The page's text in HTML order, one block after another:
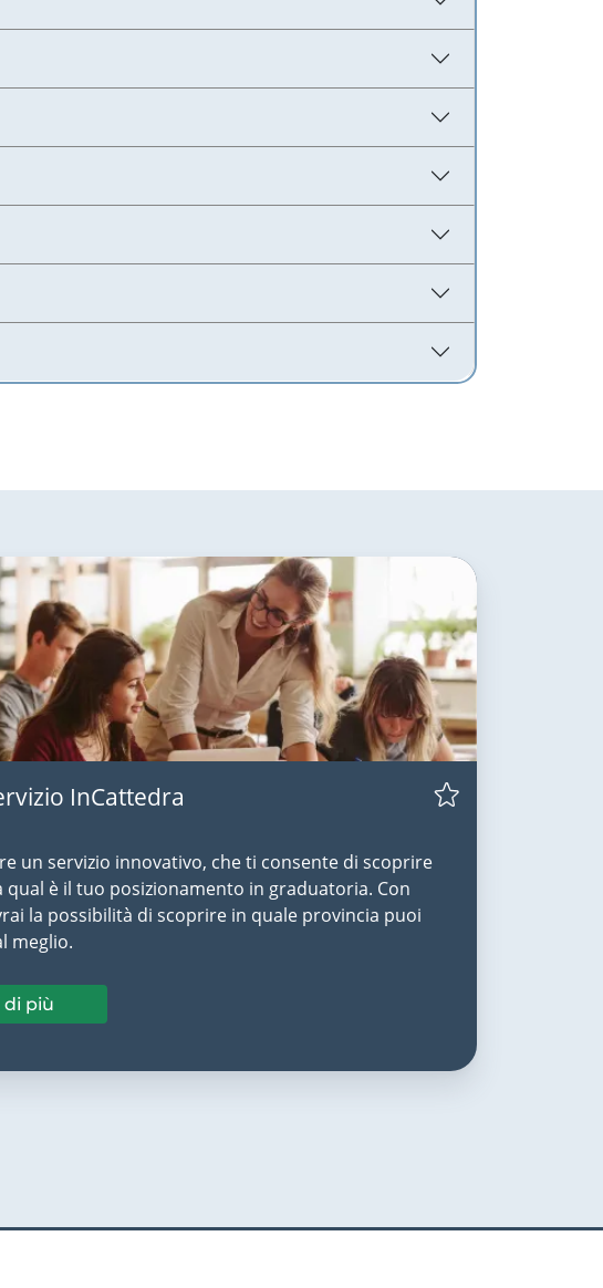
InCattedra
un servizio innovativo, che ti consente di scoprire
qual è il tuo posizionamento in graduatoria. Con
la possibilità di scoprire in quale provincia puoi
meglio.
di più